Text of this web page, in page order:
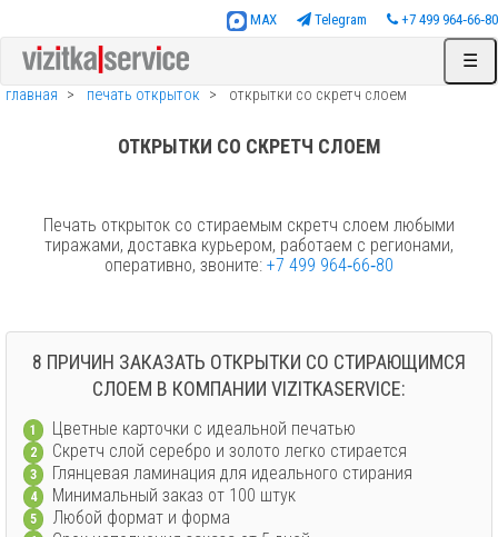
MAX Telegram +7 499 964‑66‑80
☰
главная
печать открыток открытки со скретч слоем
ОТКРЫТКИ СО СКРЕТЧ СЛОЕМ
Печать открыток со стираемым скретч слоем любыми
тиражами, доставка курьером, работаем с регионами,
оперативно, звоните: +7 499 964‑66‑80
8 ПРИЧИН ЗАКАЗАТЬ ОТКРЫТКИ СО СТИРАЮЩИМСЯ
СЛОЕМ В КОМПАНИИ VIZITKASERVICE:
1 Цветные карточки с идеальной печатью
2 Скретч слой серебро и золото легко стирается
3 Глянцевая ламинация для идеального стирания
4 Минимальный заказ от 100 штук
5 Любой формат и форма